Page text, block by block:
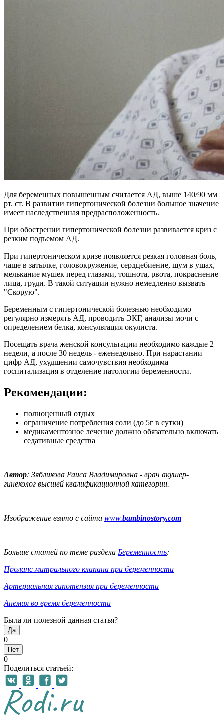
Для беременных повышенным считается АД, выше 140/90 мм
рт. ст. В развитии гипертонической болезни большое значение
имеет наследственная предрасположенность.
При обострении гипертонической болезни развивается криз с
резким подъемом АД.
При гипертоническом кризе появляется резкая головная боль,
чаще в затылке, головокружение, сердцебиение, шум в ушах,
мелькание мушек перед глазами, тошнота, рвота, покраснение
лица, груди. В такой ситуации нужно немедленно вызвать
"Скорую".
Беременным с гипертонической болезнью необходимо
регулярно измерять АД, проводить ЭКГ, анализы мочи с
определением белка, консультация окулиста.
Посещать врача женской консультации необходимо каждые 2
недели, а после 30 недель - еженедельно. При нарастании
цифр АД, ухудшении самочувствия необходима
госпитализация в отделение патологии беременности.
Рекомендации:
полноценный отдых
ограничение потребления соли (до 5г в сутки)
медикаментозное лечение должно обязательно включать
седативные средства
Автор: Зябликова Раиса Владимировна - врач акушер-
гинеколог высшей квалификационной категории.
Изображение взято с сайта www.bambinostory.com
Больше статей по теме раздела Беременность:
Пролапс митрального клапана при беременности
Артериальная гипотензия при беременности
Анемия во время беременности
Была ли полезной данная статья?
Да
0
Нет
0
Поделиться статьей: